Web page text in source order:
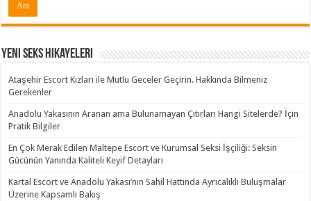
Yeni Seks Hikayeleri
Ataşehir Escort Kızları ile Mutlu Geceler Geçirin. Hakkında Bilmeniz
Gerekenler
Anadolu Yakasının Aranan ama Bulunamayan Çıtırları Hangi Sitelerde? İçin
Pratik Bilgiler
En Çok Merak Edilen Maltepe Escort ve Kurumsal Seksi İşçiliği: Seksin
Gücünün Yanında Kaliteli Keyif Detayları
Kartal Escort ve Anadolu Yakası’nın Sahil Hattında Ayrıcalıklı Buluşmalar
Üzerine Kapsamlı Bakış